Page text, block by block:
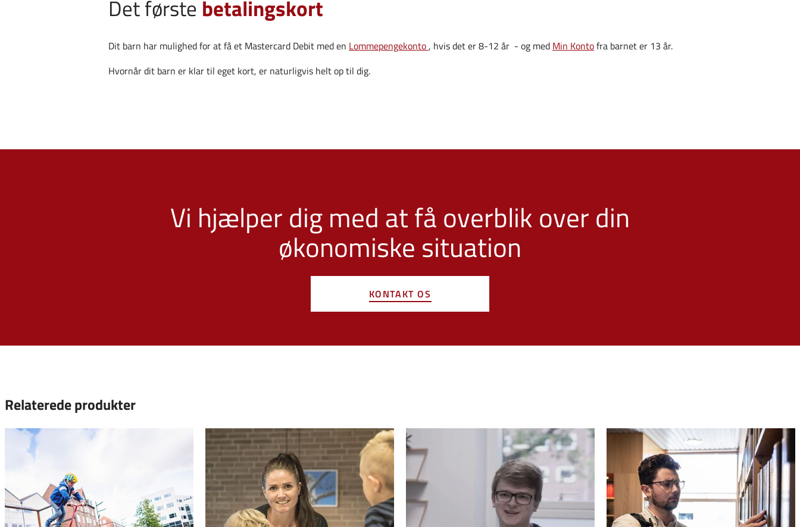
Det første betalingskort
Dit barn har mulighed for at få et Mastercard Debit med en Lommepengekonto , hvis det er 8-12 år - og med Min Kontofra barnet er 13 år.
Hvornår dit barn er klar til eget kort, er naturligvis helt op til dig.
Vi hjælper dig med at få overblik over din
økonomiske situation
KONTAKT OS
Relaterede produkter